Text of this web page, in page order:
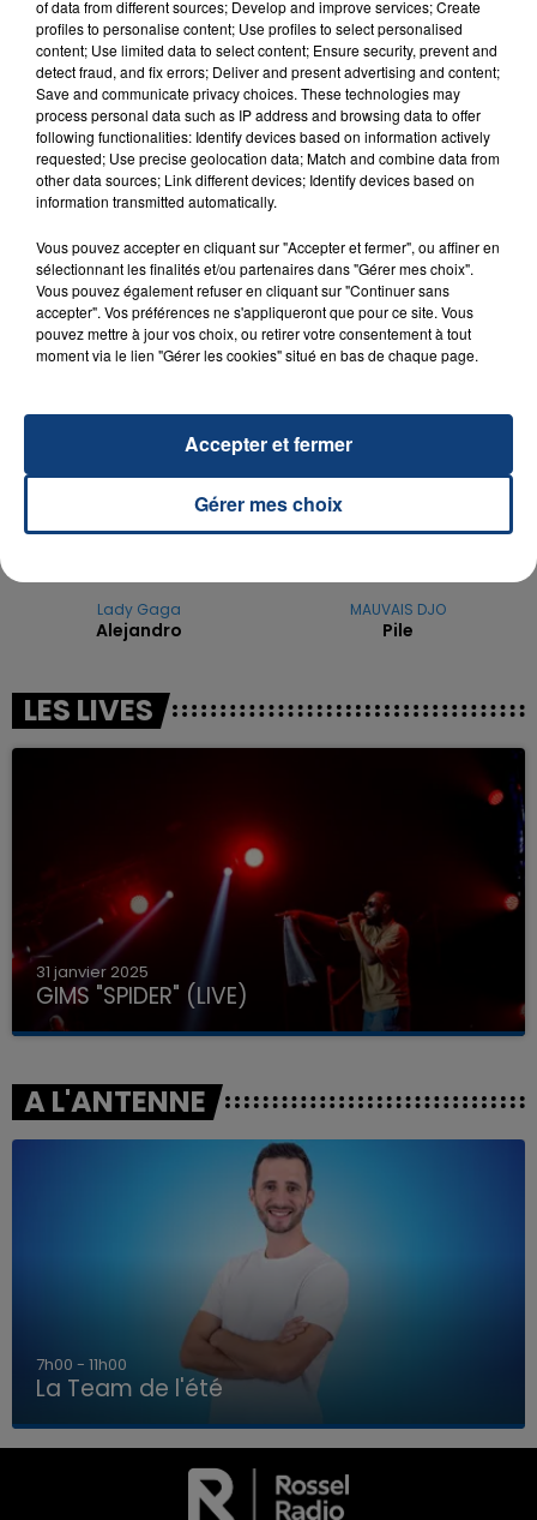
LA TEAM DE L'ÉTÉ
20 juillet 2026
UNE ADOLESCENTE DEVANT SE FAIRE
OPÉRER DE LA CHEVILLE RESSORT DE LA...
La famille a porté plainte contre la clinique qui a
reconnu sa responsabilité et présenté ses
excuses.
TITRES DIFFUSÉS
17h29
17h29
Lady Gaga
Alejandro
17h27
17h27
MAUVAIS DJO
Pile
LES LIVES
31 janvier 2025
GIMS "SPIDER" (LIVE)
A L'ANTENNE
7h00 - 11h00
La Team de l'été
of data from different sources; Develop and improve services; Create
profiles to personalise content; Use profiles to select personalised
content; Use limited data to select content; Ensure security, prevent and
detect fraud, and fix errors; Deliver and present advertising and content;
Save and communicate privacy choices. These technologies may
process personal data such as IP address and browsing data to offer
following functionalities: Identify devices based on information actively
requested; Use precise geolocation data; Match and combine data from
other data sources; Link different devices; Identify devices based on
information transmitted automatically.
Vous pouvez accepter en cliquant sur "Accepter et fermer", ou affiner en
sélectionnant les finalités et/ou partenaires dans "Gérer mes choix".
Vous pouvez également refuser en cliquant sur "Continuer sans
accepter". Vos préférences ne s'appliqueront que pour ce site. Vous
pouvez mettre à jour vos choix, ou retirer votre consentement à tout
moment via le lien "Gérer les cookies" situé en bas de chaque page.
Gérer mes choix
Accepter et fermer